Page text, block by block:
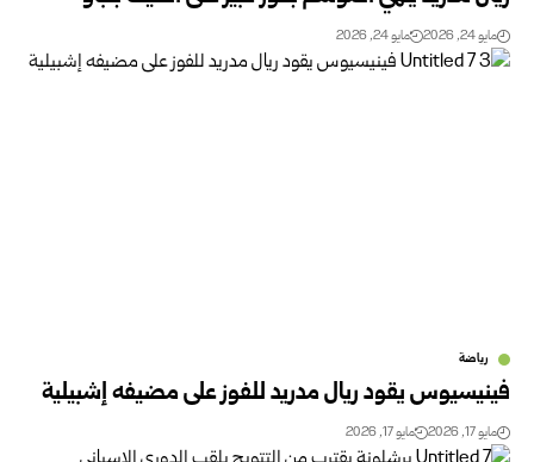
مايو 24, 2026 مايو 24, 2026
رياضة
فينيسيوس يقود ريال مدريد للفوز على مضيفه إشبيلية
مايو 17, 2026 مايو 17, 2026